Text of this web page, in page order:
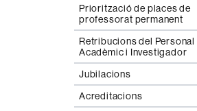
Priorització de places de
professorat permanent
Retribucions del Personal
Acadèmic i Investigador
Jubilacions
Acreditacions